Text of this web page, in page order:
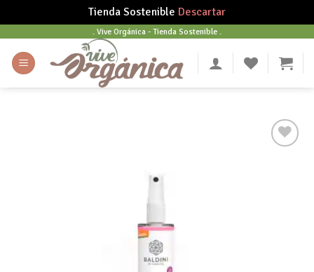
Tienda Sostenible Descartar
content
. Vive Orgánica - Tienda Sostenible .